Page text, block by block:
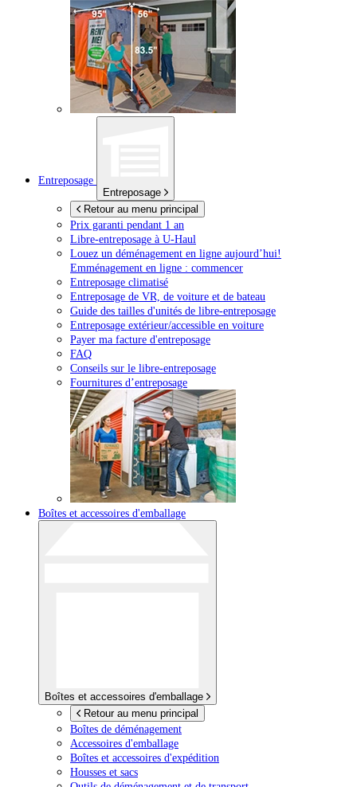
Entreposage
Entreposage
Retour au menu principal
Prix garanti pendant 1 an
Libre-entreposage à U-Haul
Louez un déménagement en ligne aujourd’hui!
Emménagement en ligne : commencer
Entreposage climatisé
Entreposage de VR, de voiture et de bateau
Guide des tailles d'unités de libre-entreposage
Entreposage extérieur/accessible en voiture
Payer ma facture d'entreposage
FAQ
Conseils sur le libre-entreposage
Fournitures d’entreposage
Boîtes et accessoires d'emballage
Boîtes et accessoires d'emballage
Retour au menu principal
Boîtes de déménagement
Accessoires d'emballage
Boîtes et accessoires d'expédition
Housses et sacs